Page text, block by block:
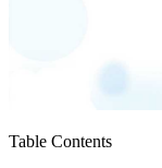
Table Contents